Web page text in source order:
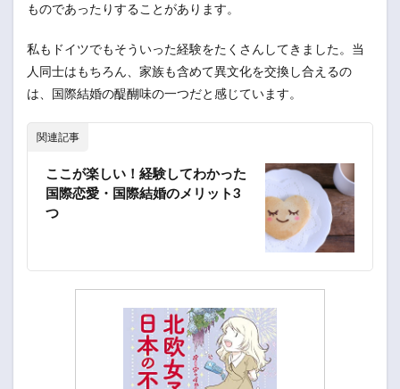
ものであったりすることがあります。
私もドイツでもそういった経験をたくさんしてきました。当
人同士はもちろん、家族も含めて異文化を交換し合えるの
は、国際結婚の醍醐味の一つだと感じています。
関連記事
ここが楽しい！経験してわかった
国際恋愛・国際結婚のメリット3
つ